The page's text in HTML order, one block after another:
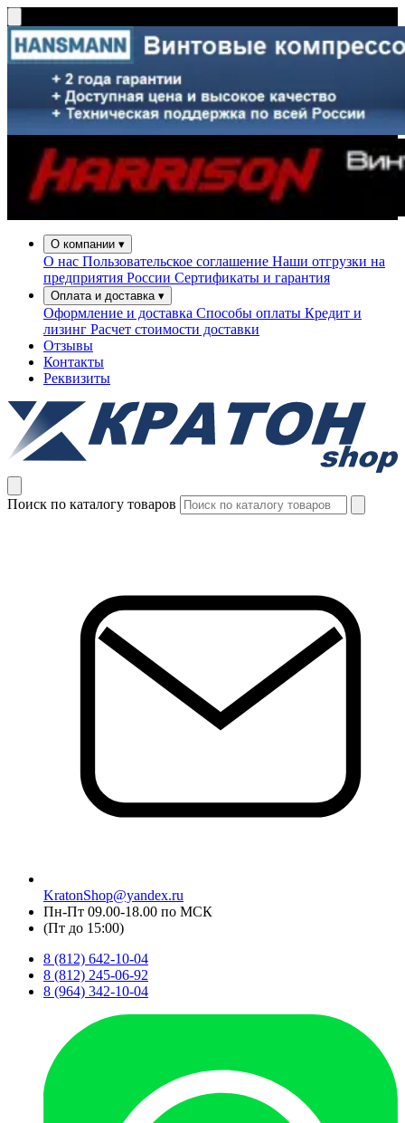
О компании ▾
О нас Пользовательское соглашение Наши отгрузки на
предприятия России Сертификаты и гарантия
Оплата и доставка ▾
Оформление и доставка Способы оплаты Кредит и
лизинг Расчет стоимости доставки
Отзывы
Контакты
Реквизиты
Поиск по каталогу товаров
KratonShop@yandex.ru
Пн-Пт 09.00-18.00 по МСК
(Пт до 15:00)
8 (812) 642-10-04
8 (812) 245-06-92
8 (964) 342-10-04